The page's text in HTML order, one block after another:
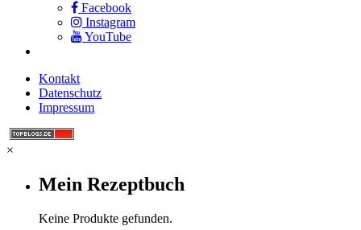
Facebook
Instagram
YouTube
Kontakt
Datenschutz
Impressum
×
Mein Rezeptbuch
Keine Produkte gefunden.